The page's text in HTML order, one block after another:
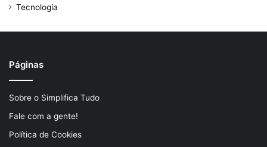
Tecnologia
Páginas
Sobre o Simplifica Tudo
Fale com a gente!
Política de Cookies